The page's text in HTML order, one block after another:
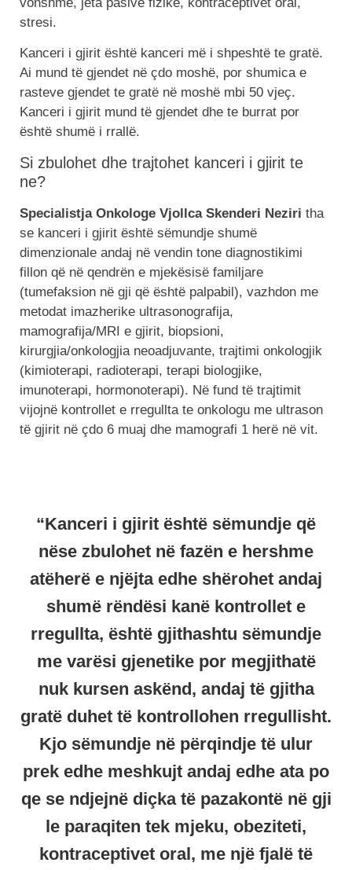
stresi.
Kanceri i gjirit është kanceri më i shpeshtë te gratë.
Ai mund të gjendet në çdo moshë, por shumica e
rasteve gjendet te gratë në moshë mbi 50 vjeç.
Kanceri i gjirit mund të gjendet dhe te burrat por
është shumë i rrallë.
Si zbulohet dhe trajtohet kanceri i gjirit te
ne?
Specialistja Onkologe Vjollca Skenderi Neziri tha
se kanceri i gjirit është sëmundje shumë
dimenzionale andaj në vendin tone diagnostikimi
fillon që në qendrën e mjekësisë familjare
(tumefaksion në gji që është palpabil), vazhdon me
metodat imazherike ultrasonografija,
mamografija/MRI e gjirit, biopsioni,
kirurgjia/onkologjia neoadjuvante, trajtimi onkologjik
(kimioterapi, radioterapi, terapi biologjike,
imunoterapi, hormonoterapi). Në fund të trajtimit
vijojnë kontrollet e rregullta te onkologu me ultrason
të gjirit në çdo 6 muaj dhe mamografi 1 herë në vit.
“Kanceri i gjirit është sëmundje që
nëse zbulohet në fazën e hershme
atëherë e njëjta edhe shërohet andaj
shumë rëndësi kanë kontrollet e
rregullta, është gjithashtu sëmundje
me varësi gjenetike por megjithatë
nuk kursen askënd, andaj të gjitha
gratë duhet të kontrollohen rregullisht.
Kjo sëmundje në përqindje të ulur
prek edhe meshkujt andaj edhe ata po
qe se ndjejnë diçka të pazakontë në gji
le paraqiten tek mjeku, obeziteti,
kontraceptivet oral, me një fjalë të